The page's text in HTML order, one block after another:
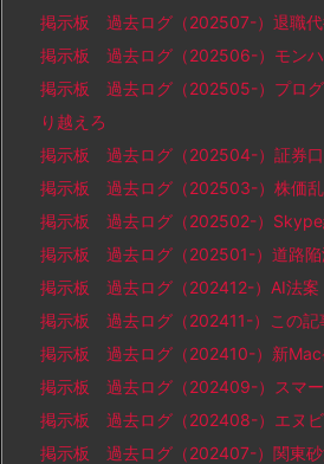
掲示板 過去ログ（202507-）退職代
掲示板 過去ログ（202506-）モンハ
掲示板 過去ログ（202505-）プログ
り越えろ
掲示板 過去ログ（202504-）証券口
掲示板 過去ログ（202503-）株価
掲示板 過去ログ（202502-）Skype
掲示板 過去ログ（202501-）道路陥
掲示板 過去ログ（202412-）AI法案
掲示板 過去ログ（202411-）この記
掲示板 過去ログ（202410-）新Mac
掲示板 過去ログ（202409-）スマー
掲示板 過去ログ（202408-）エヌ
掲示板 過去ログ（202407-）関東砂